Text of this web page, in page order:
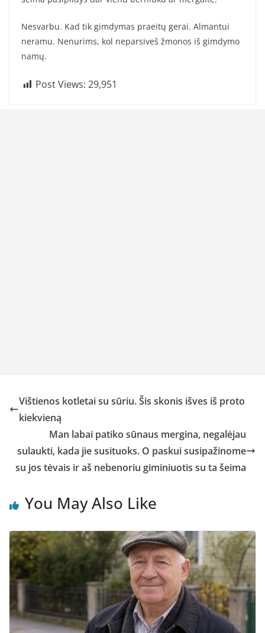
Nesvarbu. Kad tik gimdymas praeitų gerai. Almantui
neramu. Nenurims, kol neparsiveš žmonos iš gimdymo
namų.
Post Views: 29,951
Vištienos kotletai su sūriu. Šis skonis išves iš proto
kiekvieną
Man labai patiko sūnaus mergina, negalėjau
sulaukti, kada jie susituoks. O paskui susipažinome
su jos tėvais ir aš nebenoriu giminiuotis su ta šeima
You May Also Like